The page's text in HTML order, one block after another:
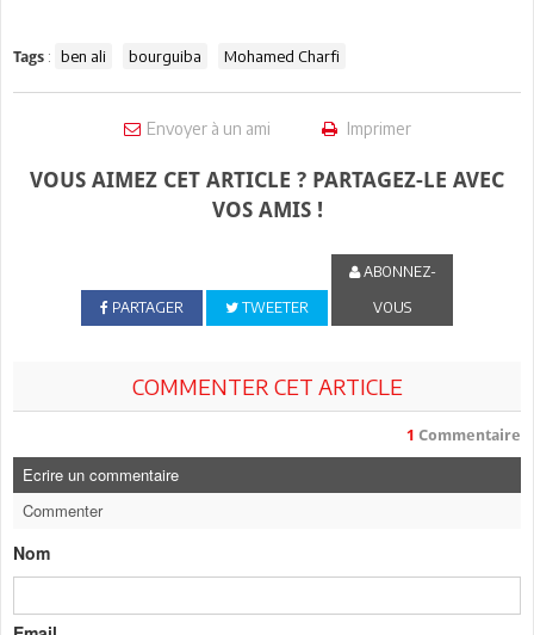
Tags : ben ali bourguiba Mohamed Charfi
Envoyer à un ami Imprimer
VOUS AIMEZ CET ARTICLE ? PARTAGEZ-LE AVEC
VOS AMIS !
PARTAGER TWEETER
ABONNEZ-
VOUS
COMMENTER CET ARTICLE
1 Commentaire
Ecrire un commentaire
Commenter
Nom